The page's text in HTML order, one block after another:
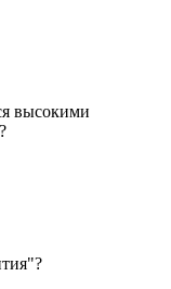
высокими